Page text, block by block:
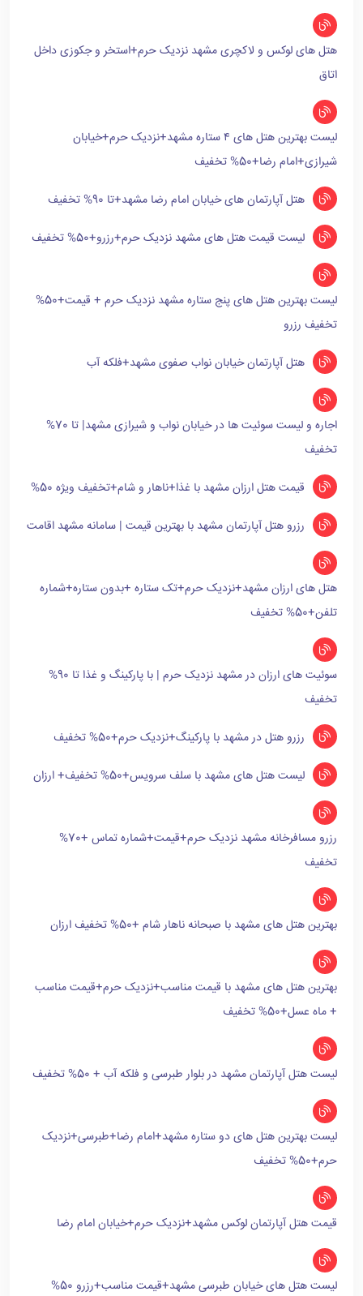
هتل های لوکس و لاکچری مشهد نزدیک حرم+استخر و جکوزی داخل
اتاق
لیست بهترین هتل های ۴ ستاره مشهد+نزدیک حرم+خیابان
شیرازی+امام رضا+50% تخفیف
هتل آپارتمان های خیابان امام رضا مشهد+تا 90% تخفیف
لیست قیمت هتل های مشهد نزدیک حرم+رزرو+50% تخفیف
لیست بهترین هتل های پنج ستاره مشهد نزدیک حرم + قیمت+50%
تخفیف رزرو
هتل آپارتمان خیابان نواب صفوی مشهد+فلکه آب
اجاره و لیست سوئیت ها در خیابان نواب و شیرازی مشهد| تا 70%
تخفیف
قیمت هتل ارزان مشهد با غذا+ناهار و شام+تخفیف ویژه 50%
رزرو هتل آپارتمان مشهد با بهترین قیمت | سامانه مشهد اقامت
هتل های ارزان مشهد+نزدیک حرم+تک ستاره +بدون ستاره+شماره
تلفن+50% تخفیف
سوئیت های ارزان در مشهد نزدیک حرم | با پارکینگ و غذا تا 90%
تخفیف
رزرو هتل در مشهد با پارکینگ+نزدیک حرم+50% تخفیف
لیست هتل های مشهد با سلف سرویس+50% تخفیف+ ارزان
رزرو مسافرخانه مشهد نزدیک حرم+قیمت+شماره تماس +70%
تخفیف
بهترین هتل های مشهد با صبحانه ناهار شام +50% تخفیف ارزان
بهترین هتل های مشهد با قیمت مناسب+نزدیک حرم+قیمت مناسب
+ ماه عسل+50% تخفیف
لیست هتل آپارتمان مشهد در بلوار طبرسی و فلکه آب + 50% تخفیف
لیست بهترین هتل های دو ستاره مشهد+امام رضا+طبرسی+نزدیک
حرم+50% تخفیف
قیمت هتل آپارتمان لوکس مشهد+نزدیک حرم+خیابان امام رضا
لیست هتل های خیابان طبرسی مشهد+قیمت مناسب+رزرو 50%